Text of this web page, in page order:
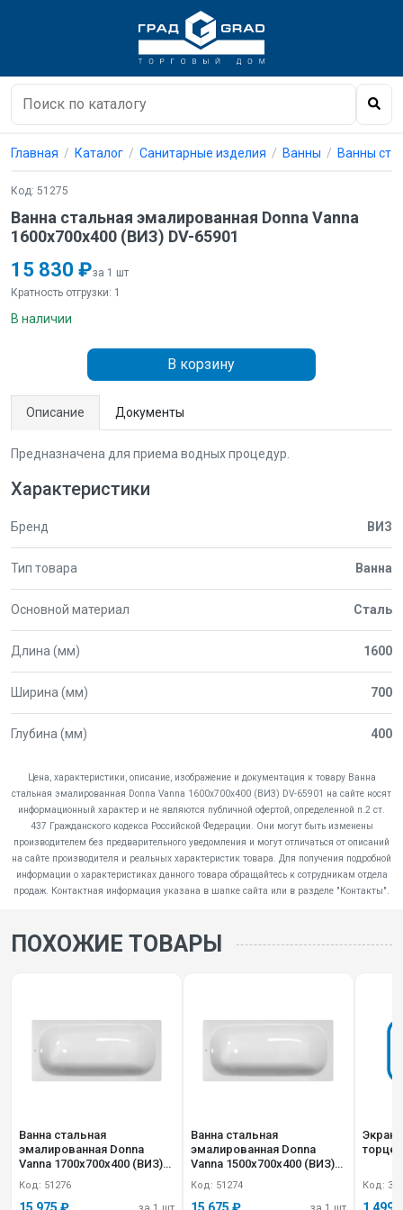
Главная Каталог Санитарные изделия Ванны Ванны
Код: 51275
Ванна стальная эмалированная Donna Vanna
1600х700х400 (ВИЗ) DV-65901
15 830 ₽за 1 шт
Кратность отгрузки: 1
В наличии
В корзину
Описание Документы
Предназначена для приема водных процедур.
Характеристики
Бренд ВИЗ
Тип товара Ванна
Основной материал Сталь
Длина (мм) 1600
Ширина (мм) 700
Глубина (мм) 400
Цена, характеристики, описание, изображение и документация к товару Ванна
стальная эмалированная Donna Vanna 1600х700х400 (ВИЗ) DV-65901 на сайте носят
информационный характер и не являются публичной офертой, определенной п.2 ст.
437 Гражданского кодекса Российской Федерации. Они могут быть изменены
производителем без предварительного уведомления и могут отличаться от описаний
на сайте производителя и реальных характеристик товара. Для получения подробной
информации о характеристиках данного товара обращайтесь к сотрудникам отдела
продаж. Контактная информация указана в шапке сайта или в разделе "Контакты".
ПОХОЖИЕ ТОВАРЫ
Ванна стальная
эмалированная Donna
Vanna 1700х700х400 (ВИЗ)
Код: 51276
Ванна стальная
эмалированная Donna
Vanna 1500х700х400 (ВИЗ)
Код: 51274
Экран
Код: